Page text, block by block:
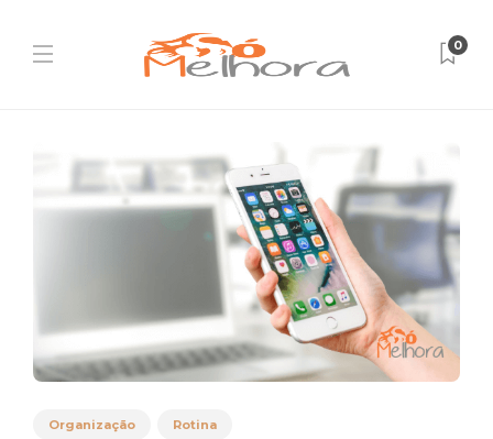
0
Organização Rotina